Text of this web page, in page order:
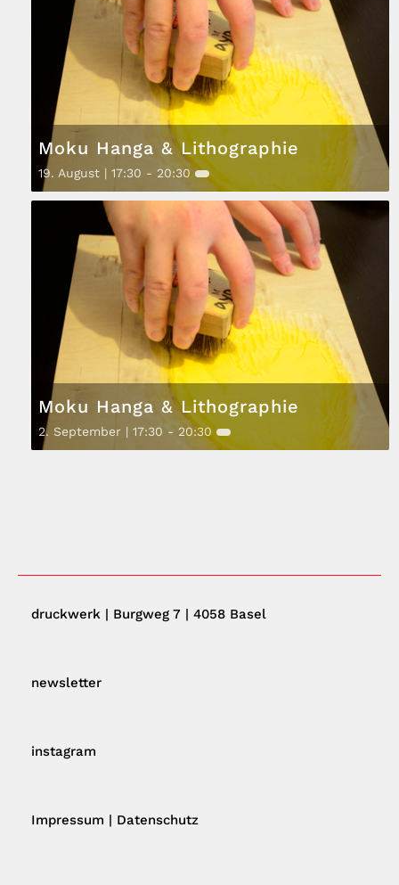
Moku Hanga & Lithographie
19. August | 17:30 - 20:30
Moku Hanga & Lithographie
2. September | 17:30 - 20:30
druckwerk | Burgweg 7 | 4058 Basel
newsletter
instagram
Impressum | Datenschutz